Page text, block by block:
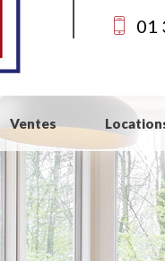
01
Ventes